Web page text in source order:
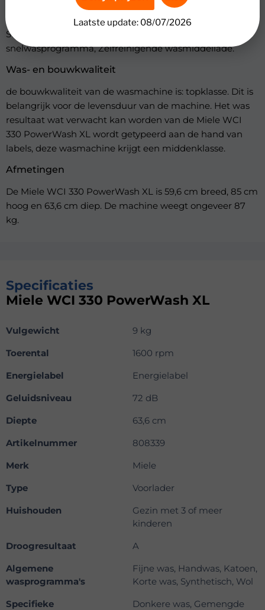
330 PowerWash XL beschikt over: beladingssensor,
Kledingbeschermende trommel, Resttijdindicator,
Startuitstel, Tussentijds was toevoegen, Volwaardig
snelwasprogramma, Zelfreinigende wasmiddellade.
Was- en bouwkwaliteit
de bouwkwaliteit van de wasmachine is: topklasse. Dit is
belangrijk voor de levensduur van de machine. Het was
resultaat wat verwacht kan worden van de Miele WCI
330 PowerWash XL wordt getypeerd aan de hand van
labels, deze wasmachine krijgt een middenklasse.
Afmetingen
De Miele WCI 330 PowerWash XL is 59,6 cm breed, 85 cm
hoog en 63,6 cm diep. De machine weegt ongeveer 87
kg.
Specificaties
Miele WCI 330 PowerWash XL
Vulgewicht
9 kg
Toerental
1600 rpm
Energielabel
Energielabel
Geluidsniveau
72 dB
Diepte
63,6 cm
Artikelnummer
808339
Merk
Miele
Type
Voorlader
Huishouden
Gezin met 3 of meer
kinderen
Droogresultaat
A
Algemene
wasprogramma's
Fijne was, Handwas, Katoen,
Korte was, Synthetisch, Wol
Specifieke
Donkere was, Gemengde
Laatste update: 08/07/2026